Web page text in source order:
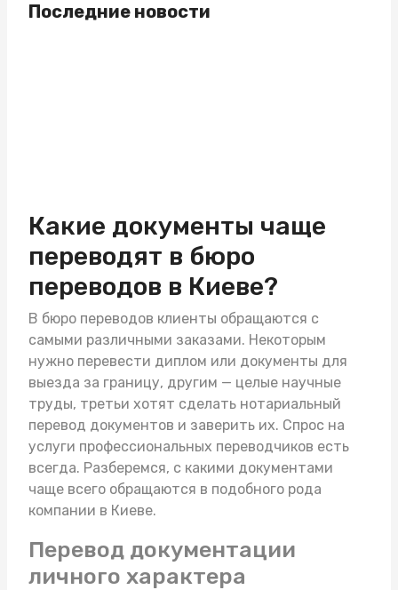
Последние новости
Какие документы чаще
переводят в бюро
переводов в Киеве?
В бюро переводов клиенты обращаются с
самыми различными заказами. Некоторым
нужно перевести диплом или документы для
выезда за границу, другим — целые научные
труды, третьи хотят сделать нотариальный
перевод документов и заверить их. Спрос на
услуги профессиональных переводчиков есть
всегда. Разберемся, с какими документами
чаще всего обращаются в подобного рода
компании в Киеве.
Перевод документации
личного характера